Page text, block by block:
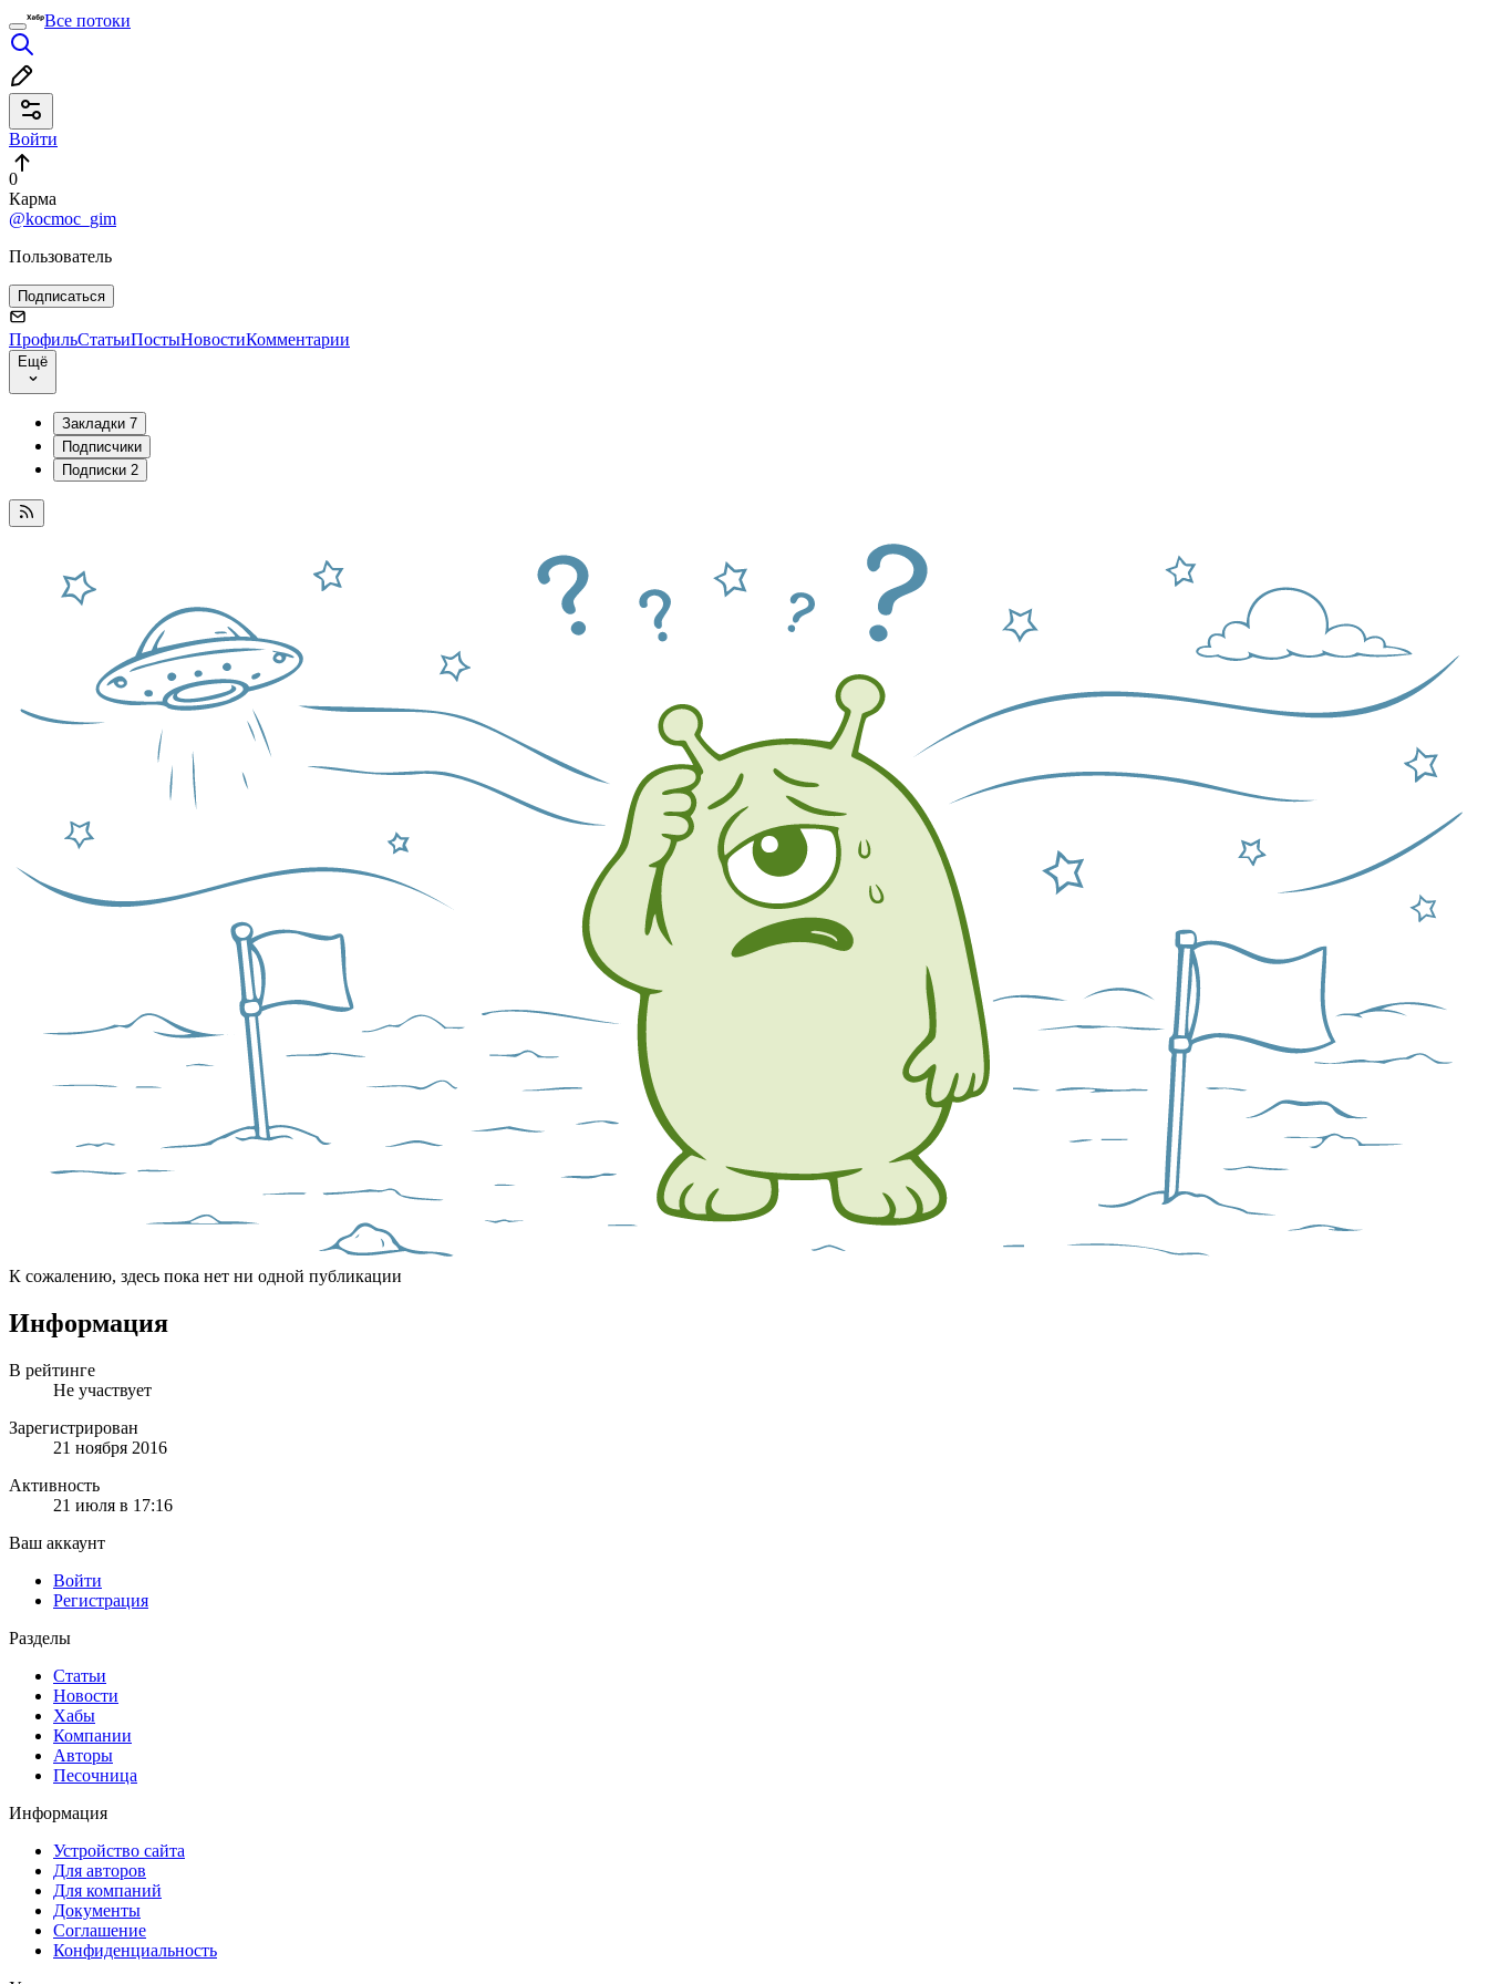
Все потоки
Войти
0
Карма
@kocmoc_gim
Пользователь
Подписаться
ПрофильСтатьиПостыНовостиКомментарии
Ещё
Закладки 7
Подписчики
Подписки 2
К сожалению, здесь пока нет ни одной публикации
Информация
В рейтинге
Не участвует
Зарегистрирован
21 ноября 2016
Активность
21 июля в 17:16
Ваш аккаунт
Войти
Регистрация
Разделы
Статьи
Новости
Хабы
Компании
Авторы
Песочница
Информация
Устройство сайта
Для авторов
Для компаний
Документы
Соглашение
Конфиденциальность